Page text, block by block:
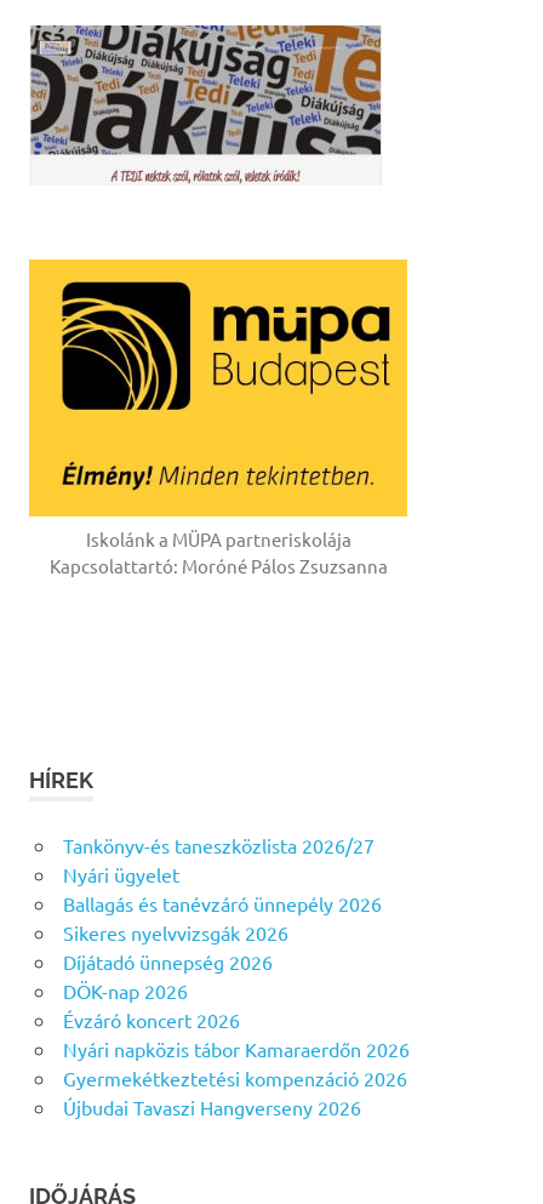
Iskolánk a MÜPA partneriskolája
Kapcsolattartó: Moróné Pálos Zsuzsanna
HÍREK
Tankönyv-és taneszközlista 2026/27
Nyári ügyelet
Ballagás és tanévzáró ünnepély 2026
Sikeres nyelvvizsgák 2026
Díjátadó ünnepség 2026
DÖK-nap 2026
Évzáró koncert 2026
Nyári napközis tábor Kamaraerdőn 2026
Gyermekétkeztetési kompenzáció 2026
Újbudai Tavaszi Hangverseny 2026
IDŐJÁRÁS